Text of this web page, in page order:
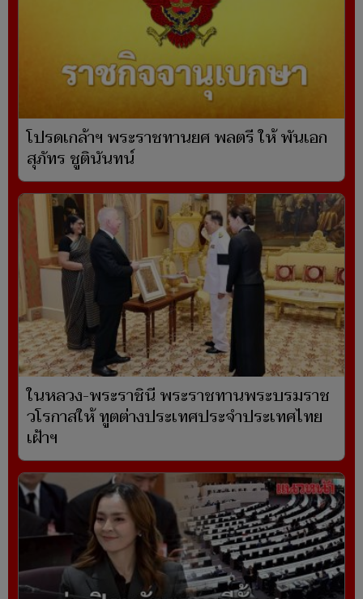
โปรดเกล้าฯ พระราชทานยศ พลตรี ให้ พันเอก
สุภัทร ชูตินันทน์
ในหลวง-พระราชินี พระราชทานพระบรมราช
วโรกาสให้ ทูตต่างประเทศประจำประเทศไทย
เฝ้าฯ